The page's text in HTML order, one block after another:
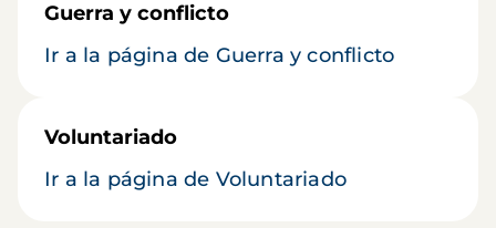
Guerra y conflicto
Ir a la página de Guerra y conflicto
Voluntariado
Ir a la página de Voluntariado